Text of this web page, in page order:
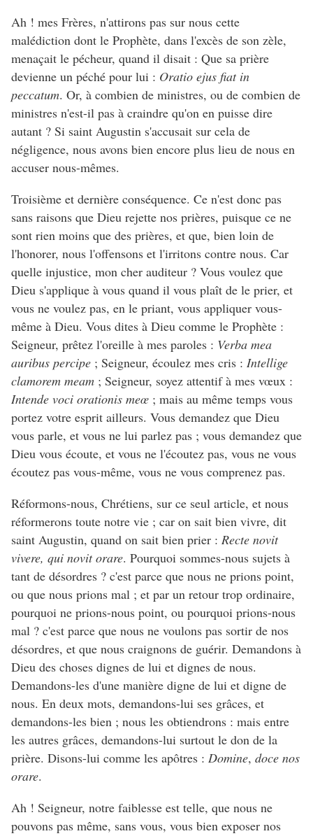
Ah ! mes Frères, n'attirons pas sur nous cette
malédiction dont le Prophète, dans l'excès de son zèle,
menaçait le pécheur, quand il disait : Que sa prière
devienne un péché pour lui : Oratio ejus fiat in
peccatum. Or, à combien de ministres, ou de combien de
ministres n'est-il pas à craindre qu'on en puisse dire
autant ? Si saint Augustin s'accusait sur cela de
négligence, nous avons bien encore plus lieu de nous en
accuser nous-mêmes.
Troisième et dernière conséquence. Ce n'est donc pas
sans raisons que Dieu rejette nos prières, puisque ce ne
sont rien moins que des prières, et que, bien loin de
l'honorer, nous l'offensons et l'irritons contre nous. Car
quelle injustice, mon cher auditeur ? Vous voulez que
Dieu s'applique à vous quand il vous plaît de le prier, et
vous ne voulez pas, en le priant, vous appliquer vous-
même à Dieu. Vous dites à Dieu comme le Prophète :
Seigneur, prêtez l'oreille à mes paroles : Verba mea
auribus percipe ; Seigneur, écoulez mes cris : Intellige
clamorem meam ; Seigneur, soyez attentif à mes vœux :
Intende voci orationis meœ ; mais au même temps vous
portez votre esprit ailleurs. Vous demandez que Dieu
vous parle, et vous ne lui parlez pas ; vous demandez que
Dieu vous écoute, et vous ne l'écoutez pas, vous ne vous
écoutez pas vous-même, vous ne vous comprenez pas.
Réformons-nous, Chrétiens, sur ce seul article, et nous
réformerons toute notre vie ; car on sait bien vivre, dit
saint Augustin, quand on sait bien prier : Recte novit
vivere, qui novit orare. Pourquoi sommes-nous sujets à
tant de désordres ? c'est parce que nous ne prions point,
ou que nous prions mal ; et par un retour trop ordinaire,
pourquoi ne prions-nous point, ou pourquoi prions-nous
mal ? c'est parce que nous ne voulons pas sortir de nos
désordres, et que nous craignons de guérir. Demandons à
Dieu des choses dignes de lui et dignes de nous.
Demandons-les d'une manière digne de lui et digne de
nous. En deux mots, demandons-lui ses grâces, et
demandons-les bien ; nous les obtiendrons : mais entre
les autres grâces, demandons-lui surtout le don de la
prière. Disons-lui comme les apôtres : Domine, doce nos
orare.
Ah ! Seigneur, notre faiblesse est telle, que nous ne
pouvons pas même, sans vous, vous bien exposer nos